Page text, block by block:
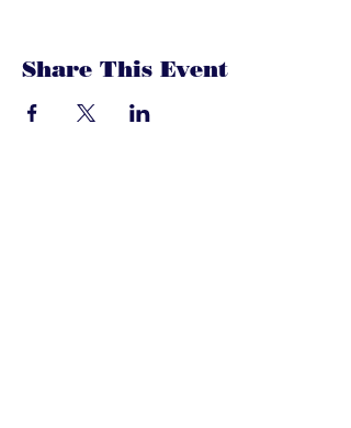
Share This Event